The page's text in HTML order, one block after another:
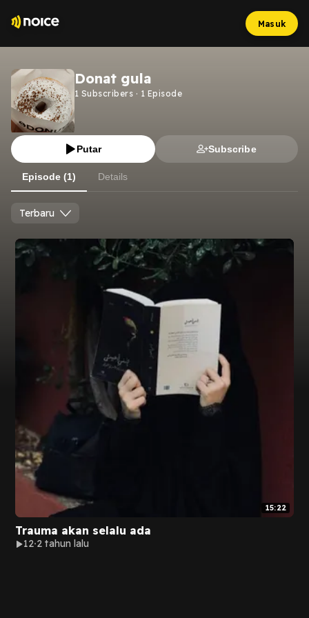
Masuk
Donat gula
1 Subscribers · 1 Episode
Putar Subscribe
Episode (1) Details
Terbaru
15:22
Trauma akan selalu ada
12 2 tahun lalu